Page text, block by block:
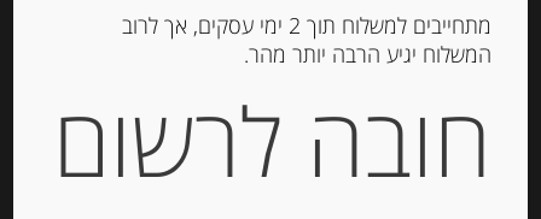
מק"ט:8410495011368
קטגוריות: שוקולד, נוגט, עוגיות ומתוקים
תגית:
שקדי מרקונה
מתחייבים למשלוח תוך 2 ימי עסקים, אך לרוב
המשלוח יגיע הרבה יותר מהר.
חובה לרשום